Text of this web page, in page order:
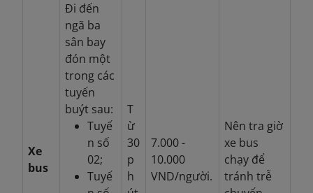
Xe
bus
Đi đến
ngã ba
sân bay
đón một
trong các
tuyến
buýt sau:
Tuyế
n số
02;
Tuyế
T
ừ
30
p
h
7.000 -
10.000
VND/người.
Nên tra giờ
xe bus
chạy để
tránh trễ